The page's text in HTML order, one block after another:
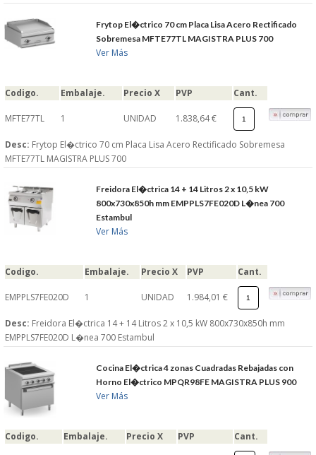
Frytop El�ctrico 70 cm Placa Lisa Acero Rectificado
Sobremesa MFTE77TL MAGISTRA PLUS 700
Ver Más
Codigo. Embalaje. Precio X PVP Cant.
MFTE77TL 1 UNIDAD 1.838,64 €
Desc: Frytop El�ctrico 70 cm Placa Lisa Acero Rectificado Sobremesa
MFTE77TL MAGISTRA PLUS 700
Freidora El�ctrica 14 + 14 Litros 2 x 10,5 kW
800x730x850h mm EMPPLS7FE020D L�nea 700
Estambul
Ver Más
Codigo. Embalaje. Precio X PVP Cant.
EMPPLS7FE020D 1 UNIDAD 1.984,01 €
Desc: Freidora El�ctrica 14 + 14 Litros 2 x 10,5 kW 800x730x850h mm
EMPPLS7FE020D L�nea 700 Estambul
Cocina El�ctrica 4 zonas Cuadradas Rebajadas con
Horno El�ctrico MPQR98FE MAGISTRA PLUS 900
Ver Más
Codigo. Embalaje. Precio X PVP Cant.